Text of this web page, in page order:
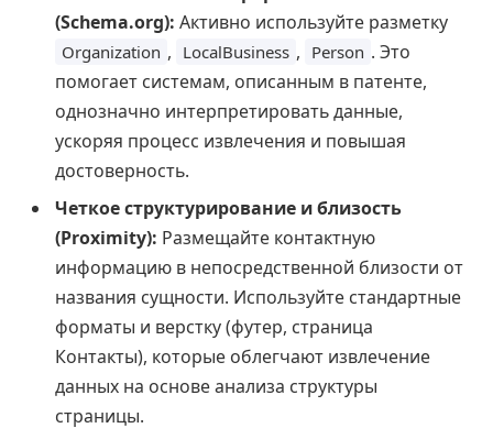
(Schema.org): Активно используйте разметку
Organization , LocalBusiness , Person . Это
помогает системам, описанным в патенте,
однозначно интерпретировать данные,
ускоряя процесс извлечения и повышая
достоверность.
Четкое структурирование и близость
(Proximity): Размещайте контактную
информацию в непосредственной близости от
названия сущности. Используйте стандартные
форматы и верстку (футер, страница
Контакты), которые облегчают извлечение
данных на основе анализа структуры
страницы.